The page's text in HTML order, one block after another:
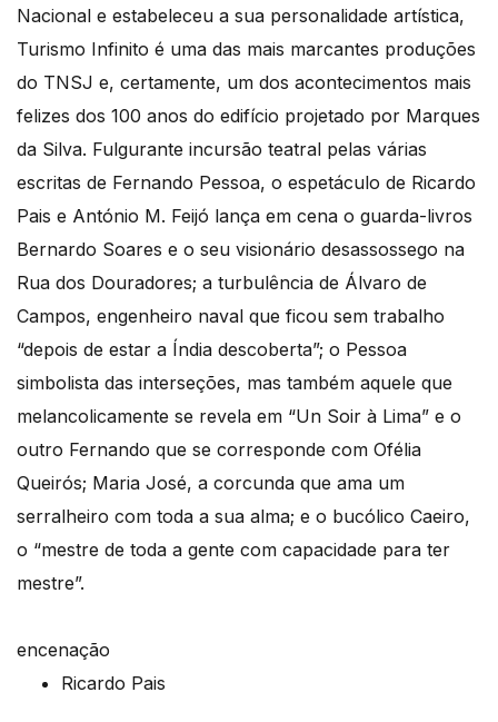
Nacional e estabeleceu a sua personalidade artística,
Turismo Infinito é uma das mais marcantes produções
do TNSJ e, certamente, um dos acontecimentos mais
felizes dos 100 anos do edifício projetado por Marques
da Silva. Fulgurante incursão teatral pelas várias
escritas de Fernando Pessoa, o espetáculo de Ricardo
Pais e António M. Feijó lança em cena o guarda-livros
Bernardo Soares e o seu visionário desassossego na
Rua dos Douradores; a turbulência de Álvaro de
Campos, engenheiro naval que ficou sem trabalho
“depois de estar a Índia descoberta”; o Pessoa
simbolista das interseções, mas também aquele que
melancolicamente se revela em “Un Soir à Lima” e o
outro Fernando que se corresponde com Ofélia
Queirós; Maria José, a corcunda que ama um
serralheiro com toda a sua alma; e o bucólico Caeiro,
o “mestre de toda a gente com capacidade para ter
mestre”.
encenação
Ricardo Pais